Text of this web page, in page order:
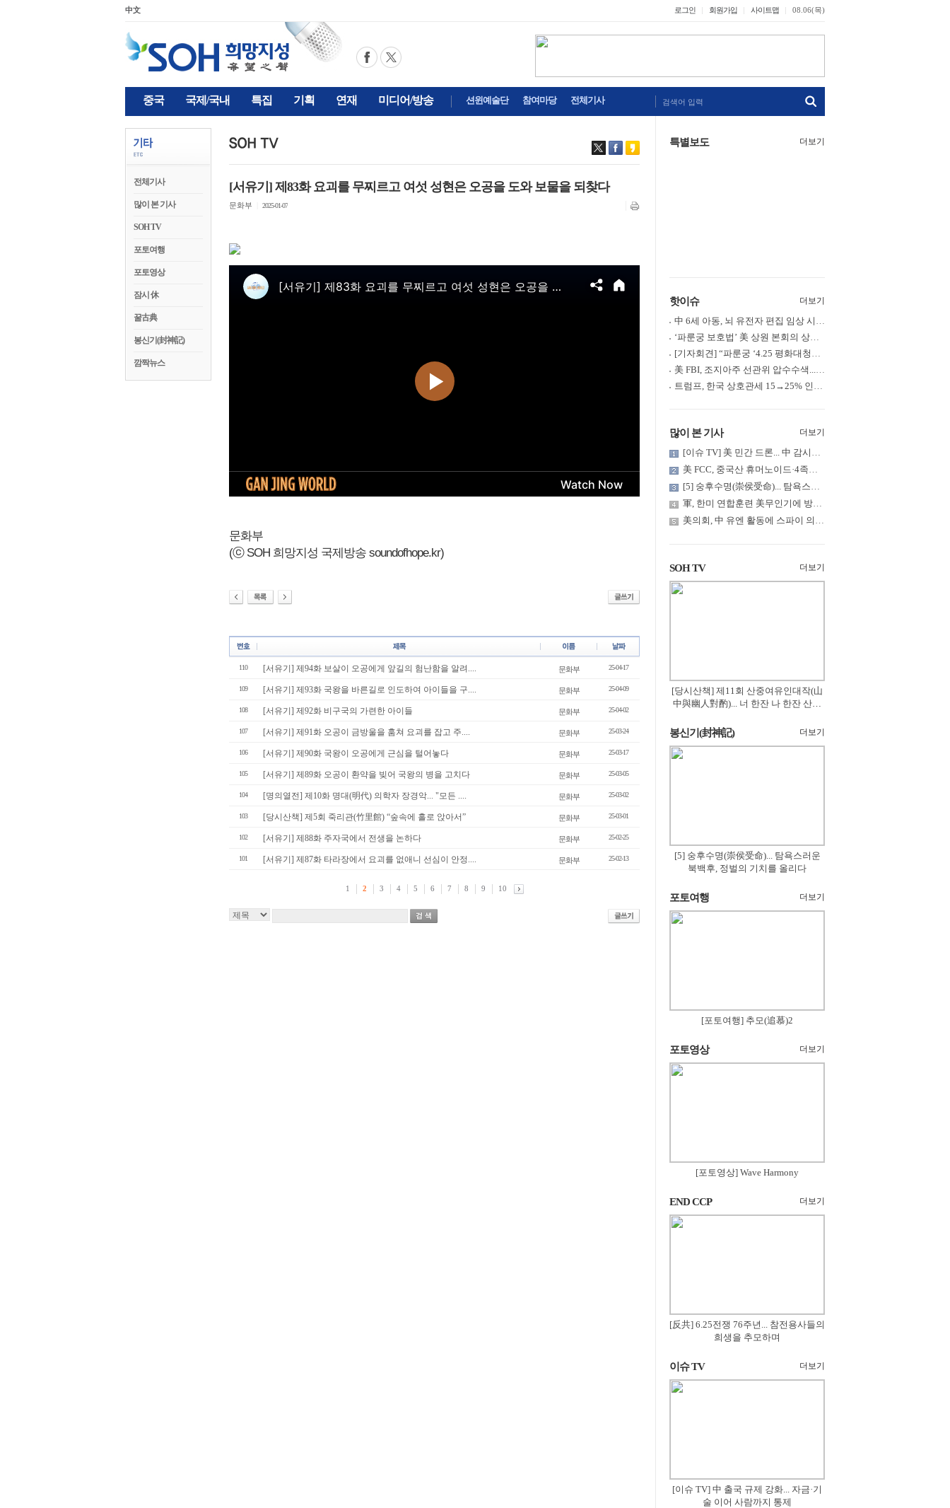
中文 로그인 회원가입 사이트맵 08.06(목)
중국 국제/국내 특집 기획 연재 미디어/방송 션윈예술단 참여마당 전체기사 검색어 입력
전체기사
많이 본 기사
SOH TV
포토여행
포토영상
잠시 休
꿀古典
봉신기(封神記)
깜짝뉴스
[서유기] 제83화 요괴를 무찌르고 여섯 성현은 오공을 도와 보물을 되찾다
문화부 2025-01-07
문화부
(ⓒ SOH 희망지성 국제방송 soundofhope.kr)
110 [서유기] 제94화 보살이 오공에게 앞길의 험난함을 알려.... 문화부 25-04-17
109 [서유기] 제93화 국왕을 바른길로 인도하여 아이들을 구.... 문화부 25-04-09
108 [서유기] 제92화 비구국의 가련한 아이들 문화부 25-04-02
107 [서유기] 제91화 오공이 금방울을 훔쳐 요괴를 잡고 주.... 문화부 25-03-24
106 [서유기] 제90화 국왕이 오공에게 근심을 털어놓다 문화부 25-03-17
105 [서유기] 제89화 오공이 환약을 빚어 국왕의 병을 고치다 문화부 25-03-05
104 [명의열전] 제10화 명대(明代) 의학자 장경악... "모든 .... 문화부 25-03-02
103 [당시산책] 제5회 죽리관(竹里館) “숲속에 홀로 앉아서” 문화부 25-03-01
102 [서유기] 제88화 주자국에서 전생을 논하다 문화부 25-02-25
101 [서유기] 제87화 타라장에서 요괴를 없애니 선심이 안정.... 문화부 25-02-13
1 2 3 4 5 6 7 8 9 10
특별보도 더보기
핫이슈 더보기
中 6세 아동, 뇌 유전자 편집 임상 시험 중 사망... 의료진 1년간 ....
‘파룬궁 보호법’ 美 상원 본회의 상정... 최종 입법 ‘초읽기’
[기자회견] “파룬궁 ‘4.25 평화대청원’ 기념 & 중공의 션윈 공연 .....
美 FBI, 조지아주 선관위 압수수색... 트럼프 “부정선거 증거 확보....
트럼프, 한국 상호관세 15→25% 인상... “韓 국회 무력합의 미비준”....
많이 본 기사 더보기
[이슈 TV] 美 민간 드론... 中 감시망 뚫고 군함 근접 촬영
美 FCC, 중국산 휴머노이드·4족보행 로봇·전력 인버터 신규 수입 .....
[5] 숭후수명(崇侯受命)... 탐욕스러운 북백후, 정벌의 기치를 올.....
軍, 한미 연합훈련 美무인기에 방공태세 발령... 왜?
美의회, 中 유엔 활동에 스파이 의혹 제기
SOH TV 더보기
[당시산책] 제11회 산중여유인대작(山
中與幽人對酌)... 너 한잔 나 한잔 산의
봉신기(封神記) 더보기
[5] 숭후수명(崇侯受命)... 탐욕스러운
북백후, 정벌의 기치를 올리다
포토여행 더보기
[포토여행] 추모(追慕)2
포토영상 더보기
[포토영상] Wave Harmony
END CCP 더보기
[反共] 6.25전쟁 76주년... 참전용사들의
희생을 추모하며
이슈 TV 더보기
[이슈 TV] 中 출국 규제 강화... 자금·기
술 이어 사람까지 통제